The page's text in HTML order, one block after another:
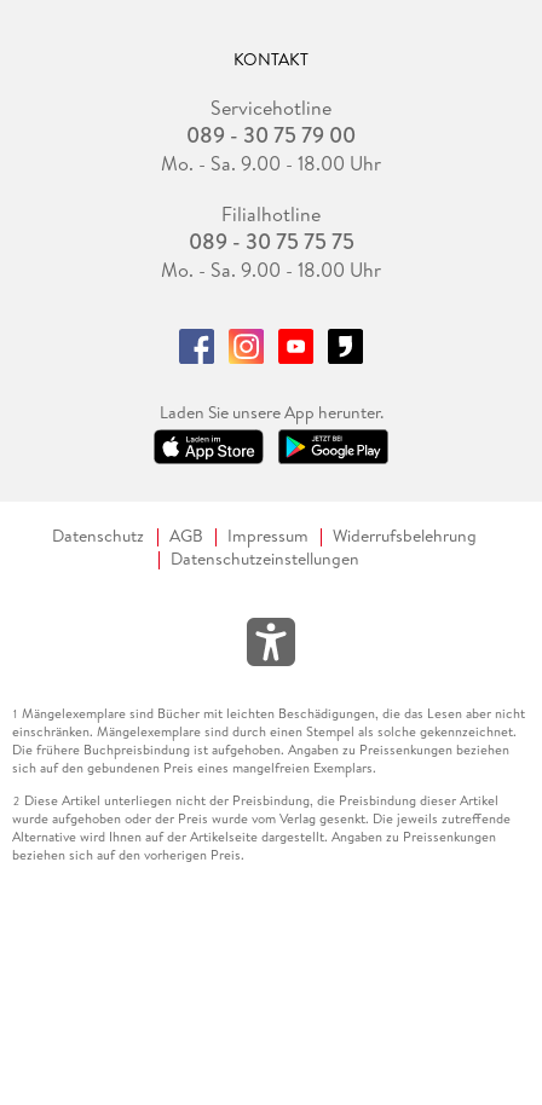
KONTAKT
Servicehotline
089 - 30 75 79 00
Mo. - Sa. 9.00 - 18.00 Uhr
Filialhotline
089 - 30 75 75 75
Mo. - Sa. 9.00 - 18.00 Uhr
Laden Sie unsere App herunter.
Datenschutz AGB Impressum
Widerrufsbelehrung
Datenschutzeinstellungen
1 Mängelexemplare sind Bücher mit leichten Beschädigungen, die das Lesen aber nicht
einschränken. Mängelexemplare sind durch einen Stempel als solche gekennzeichnet.
Die frühere Buchpreisbindung ist aufgehoben. Angaben zu Preissenkungen beziehen
sich auf den gebundenen Preis eines mangelfreien Exemplars.
2 Diese Artikel unterliegen nicht der Preisbindung, die Preisbindung dieser Artikel
wurde aufgehoben oder der Preis wurde vom Verlag gesenkt. Die jeweils zutreffende
Alternative wird Ihnen auf der Artikelseite dargestellt. Angaben zu Preissenkungen
beziehen sich auf den vorherigen Preis.